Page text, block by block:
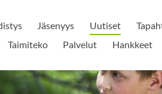
Jäsenyys Uutiset
Taimiteko Palvelut Hankkeet